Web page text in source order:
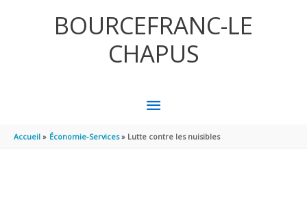
BOURCEFRANC-LE
CHAPUS
MENU
PRINCIPAL
Accueil Économie-Services Lutte contre les nuisibles